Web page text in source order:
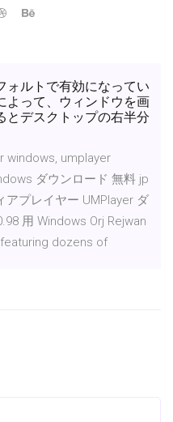
ォルトで有効になってい
よって、ウィンドウを画
とデスクトップの右半分
windows, umplayer
ダウンロード 無料 jp
アプレイヤー UMPlayer ダ
用 Windows Orj Rejwan
dozens of